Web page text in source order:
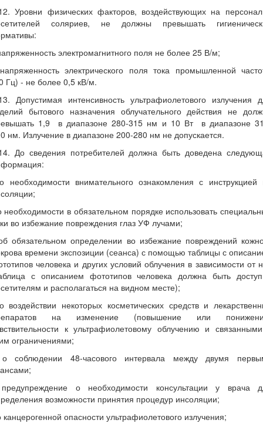
Уровни физических факторов, воздействующих на
соляриев, не должны превышать
электромагнитного поля не более 25 В/м;
электрического поля тока промышленной
Гц) - не более 0,5 кВ/м.
Допустимая интенсивность ультрафиолетового излучения
бытового назначения облучательного действия не
1,9
в диапазоне 280-315 нм и 10 Вт
в диапазоне
нм. Излучение в диапазоне 200-280 нм не допускается.
До сведения потребителей должна быть доведена
необходимости внимательного ознакомления с инструкцией
необходимости в обязательном порядке использовать
во избежание повреждения глаз УФ лучами;
обязательном определении во избежание повреждений
времени экспозиции (сеанса) с помощью таблицы с
человека и других условий облучения в зависимости от
с описанием фототипов человека должна быть
и располагаться на видном месте);
воздействии некоторых косметических средств и
на изменение (повышение или
к ультрафиолетовому облучению и
ограничениями;
соблюдении 48-часового интервала между двумя
о необходимости консультации у врача
возможности принятия процедур инсоляции;
канцерогенной опасности ультрафиолетового излучения;